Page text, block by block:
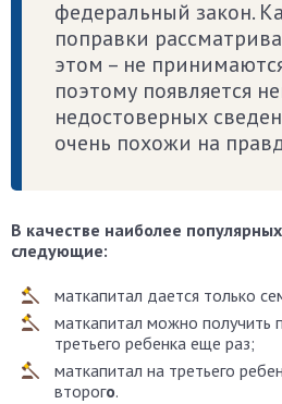
федеральный закон.
поправки
этом – не
поэтому появляется
недостоверных
очень похожи на
В качестве наиболее
следующие:
маткапитал дается только
маткапитал можно получить
третьего ребенка еще раз;
маткапитал на третьего
второго.